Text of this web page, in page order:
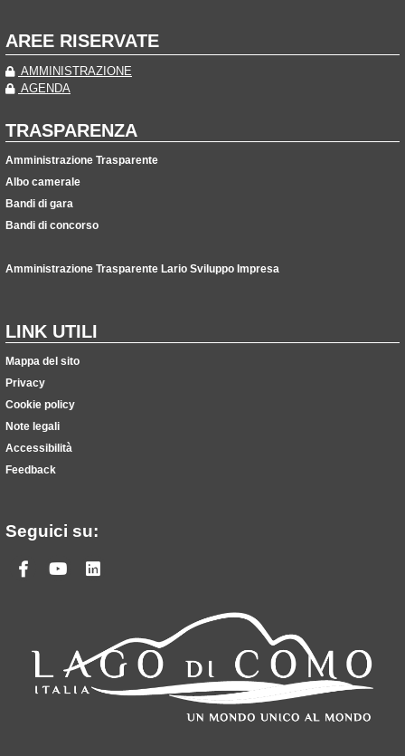
AREE RISERVATE
AMMINISTRAZIONE
AGENDA
TRASPARENZA
Amministrazione Trasparente
Albo camerale
Bandi di gara
Bandi di concorso
Amministrazione Trasparente Lario Sviluppo Impresa
LINK UTILI
Mappa del sito
Privacy
Cookie policy
Note legali
Accessibilità
Feedback
Seguici su:
Facebook
Youtube